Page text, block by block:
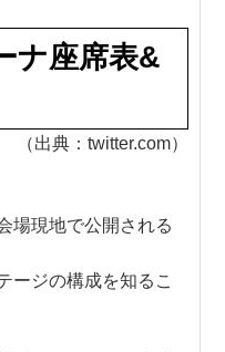
座席表&
（出典：twitter.com）
場現地で公開される
ージの構成を知るこ